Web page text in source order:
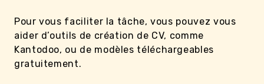
Pour vous faciliter la tâche, vous pouvez vous
aider d’outils de création de CV, comme
Kantodoo, ou de modèles téléchargeables
gratuitement.